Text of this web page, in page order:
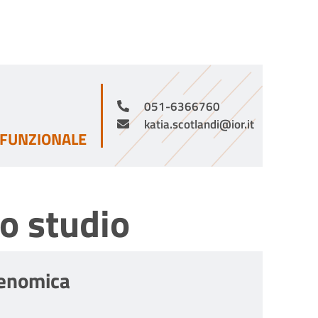
051-6366760
katia.scotlandi@ior.it
studio